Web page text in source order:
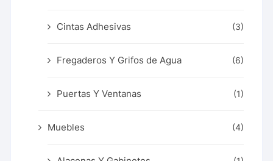
Cintas Adhesivas (3)
Fregaderos Y Grifos de Agua (6)
Puertas Y Ventanas (1)
Muebles (4)